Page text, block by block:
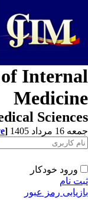
of
مرداد 1405 ]
ورود خودکار
نام
رمز عبور